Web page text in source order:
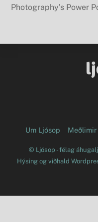
Photography’s Power
Um Ljósop Meðlimir
© Ljósop - félag
Hýsing og viðhald